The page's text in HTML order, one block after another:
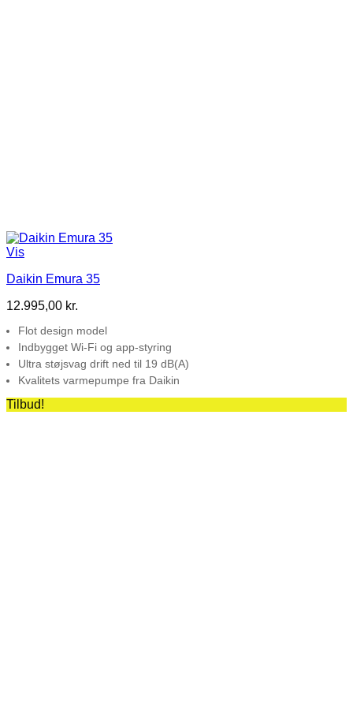
Vis
Daikin Emura 35
12.995,00 kr.
Flot design model
Indbygget Wi-Fi og app-styring
Ultra støjsvag drift ned til 19 dB(A)
Kvalitets varmepumpe fra Daikin
Tilbud!